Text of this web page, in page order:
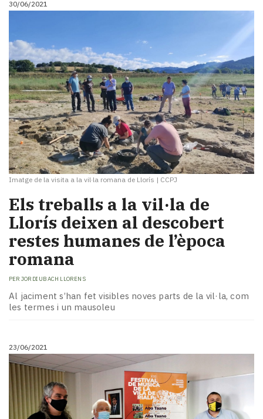
i
Cultura
Esports
Mai
tant!
TV
i
mitjans
El
temps
Reportatges
Entrevistes
Enquestes
A
escena!
Dis
la
Subscriptors
La
newsletter
del
patrocinat
Lo
més
llegit...
Editorial
30/06/2021
Imatge de la visita a la vil·la romana de Llorís | CCPJ
Els treballs a la vil·la de
Llorís deixen al descobert
restes humanes de l’època
romana
PER JORDI UBACH LLORENS
Al jaciment s’han fet visibles noves parts de la vil·la, com
les termes i un mausoleu
23/06/2021